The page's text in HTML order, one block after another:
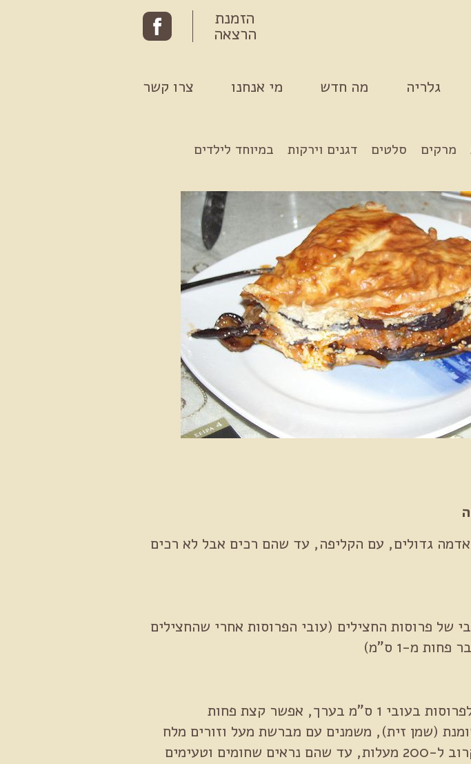
הזמנת
הרצאה
גלריה מה חדש מי אנחנו צרו קשר
מרקים סלטים דגנים וירקות במיוחד לילדים
5 תפוחי אדמה גדולים, עם הקליפה, עד שהם רכים אבל לא רכים
של פרוסות החצילים (עובי הפרוסות אחרי שהחצילים
מ-1 ס"מ)
(שמן זית), משמנים עם מברשת מעל וזורים מלח
וטעימים